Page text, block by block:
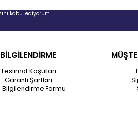
kabul ediyorum.
BİLGİLENDİRME
Teslimat Koşulları
Garanti Şartları
Bilgilendirme Formu